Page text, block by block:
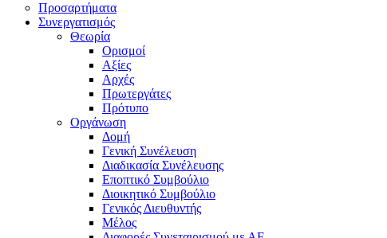
Προσαρτήματα
Συνεργατισμός
Θεωρία
Ορισμοί
Αξίες
Αρχές
Πρωτεργάτες
Πρότυπο
Οργάνωση
Δομή
Γενική Συνέλευση
Διαδικασία Συνέλευσης
Εποπτικό Συμβούλιο
Διοικητικό Συμβούλιο
Γενικός Διευθυντής
Μέλος